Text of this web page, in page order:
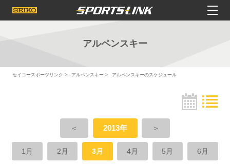
アルペンスキー
セイコースポーツリンク アルペンスキー アルペンスキーのスケジュール
＜ 2013年 ＞
1月 2月 3月 4月 5月 6月